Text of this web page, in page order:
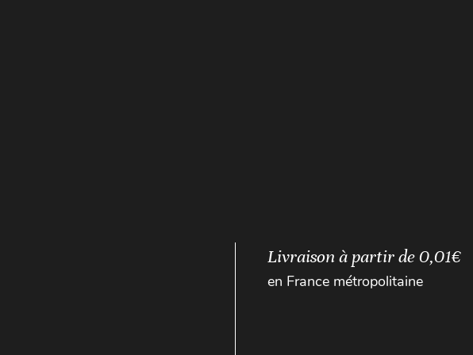
Livraison à partir de 0,01€
en France métropolitaine